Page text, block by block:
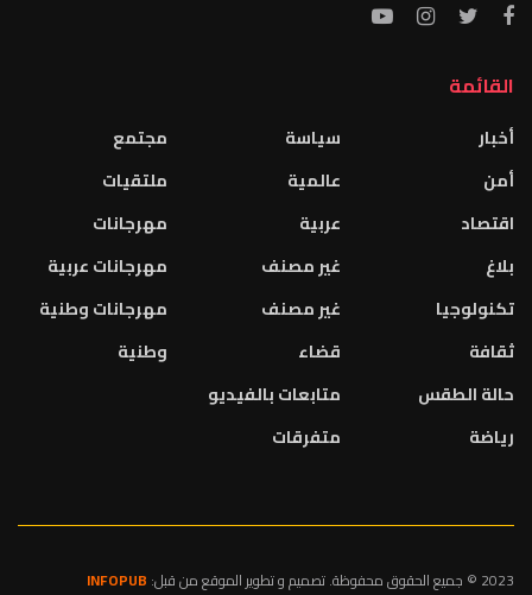
القائمة
أخبار
أمن
اقتصاد
بلاغ
تكنولوجيا
ثقافة
حالة الطقس
رياضة
سياسة
عالمية
عربية
غير مصنف
غير مصنف
قضاء
متابعات بالفيديو
متفرقات
مجتمع
ملتقيات
مهرجانات
مهرجانات عربية
مهرجانات وطنية
وطنية
2023 © جميع الحقوق محفوظة. تصميم و تطوير الموقع من قبل: INFOPUB